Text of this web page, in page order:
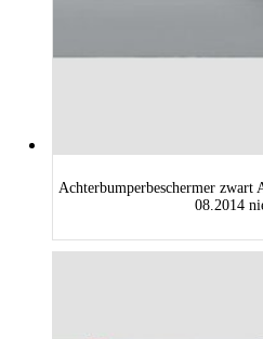
Achterbumperbeschermer
08.2014